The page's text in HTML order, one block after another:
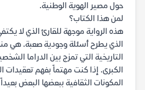
حول مصير الهوية الوطنية.
لمن هذا الكتاب؟
هذه الرواية موجهة للقارئ الذي لا
الذي يطرح أسئلة وجودية صعبة. هي
التاريخية التي تمزج بين الدراما
الكبرى. إذا كنت مهتماً بفهم تعقيدات
المكونات الثقافية ببعضها البعض